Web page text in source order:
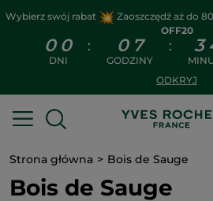
Wybierz swój rabat Zaoszczędź aż do
OFF20
0 0
DNI
: 0 7
GODZINY
: 3
ODKRYJ
Strona główna Bois de Sauge
Bois de Sauge